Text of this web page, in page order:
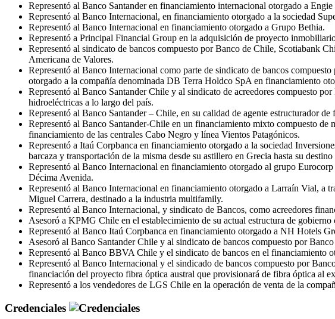
Representó al Banco Santander en financiamiento internacional otorgado a
Representó al Banco Internacional, en financiamiento otorgado a la sociedad
Representó al Banco Internacional en financiamiento otorgado a Grupo Bethia.
Representó a Principal Financial Group en la adquisición de proyecto
Representó al sindicato de bancos compuesto por Banco de Chile, Scotiabank
Americana de Valores.
Representó al Banco Internacional como parte de sindicato de bancos
otorgado a la compañía denominada DB Terra Holdco SpA en financiamiento
Representó al Banco Santander Chile y al sindicato de acreedores compuesto
hidroeléctricas a lo largo del país.
Representó al Banco Santander – Chile, en su calidad de agente estructurador
Representó al Banco Santander-Chile en un financiamiento mixto compuesto
financiamiento de las centrales Cabo Negro y línea Vientos Patagónicos.
Representó a Itaú Corpbanca en financiamiento otorgado a la sociedad
barcaza y transportación de la misma desde su astillero en Grecia hasta su
Representó al Banco Internacional en financiamiento otorgado al grupo
Décima Avenida.
Representó al Banco Internacional en financiamiento otorgado a Larraín Vial, a
Miguel Carrera, destinado a la industria multifamily.
Representó al Banco Internacional, y sindicato de Bancos, como acreedores
Asesoró a KPMG Chile en el establecimiento de su actual estructura de gobierno
Representó al Banco Itaú Corpbanca en financiamiento otorgado a NH Hotels
Asesoró al Banco Santander Chile y al sindicato de bancos compuesto por
Representó al Banco BBVA Chile y el sindicato de bancos en el financiamiento
Representó al Banco Internacional y el sindicado de bancos compuesto por
financiación del proyecto fibra óptica austral que provisionará de fibra óptica al
Representó a los vendedores de LGS Chile en la operación de venta de la
Credenciales